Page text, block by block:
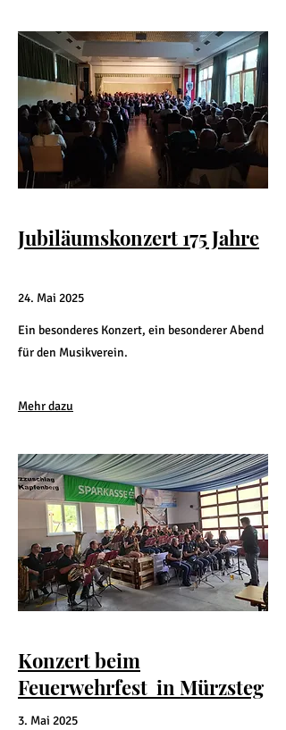
Jubiläumskonzert 175 Jahre
24. Mai 2025
Ein besonderes Konzert, ein besonderer Abend
für den Musikverein.
Mehr dazu
Konzert beim
Feuerwehrfest in Mürzsteg
3. Mai 2025